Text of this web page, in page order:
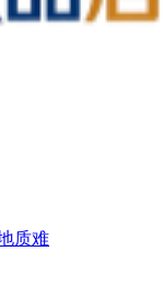
质难